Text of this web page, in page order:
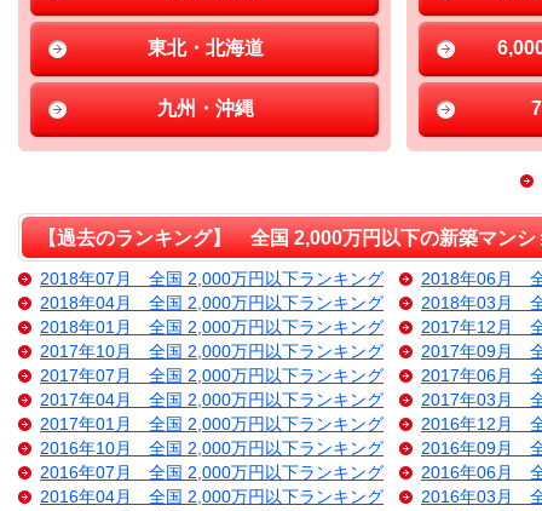
東北・北海道
九州・沖縄
【過去のランキング】 全国 2,000万円以下の新築マンシ
2018年07月 全国 2,000万円以下ランキング
2018年06月
2018年04月 全国 2,000万円以下ランキング
2018年03月
2018年01月 全国 2,000万円以下ランキング
2017年12月
2017年10月 全国 2,000万円以下ランキング
2017年09月
2017年07月 全国 2,000万円以下ランキング
2017年06月
2017年04月 全国 2,000万円以下ランキング
2017年03月
2017年01月 全国 2,000万円以下ランキング
2016年12月
2016年10月 全国 2,000万円以下ランキング
2016年09月
2016年07月 全国 2,000万円以下ランキング
2016年06月
2016年04月 全国 2,000万円以下ランキング
2016年03月